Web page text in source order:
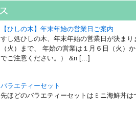
【ひしの木】年末年始の営業日ご案内
すし処ひしの木、年末年始の営業日が決ま
（火）まで、 年始の営業は１月６日（火）
でご注意ください。） &n […]
バラエティーセット
先ほどのバラエティーセットはミニ海鮮丼は